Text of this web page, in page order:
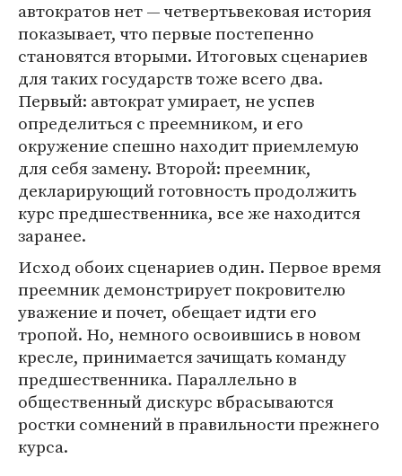
автократов нет — четвертьвековая история
показывает, что первые постепенно
становятся вторыми. Итоговых сценариев
для таких государств тоже всего два.
Первый: автократ умирает, не успев
определиться с преемником, и его
окружение спешно находит приемлемую
для себя замену. Второй: преемник,
декларирующий готовность продолжить
курс предшественника, все же находится
заранее.
Исход обоих сценариев один. Первое время
преемник демонстрирует покровителю
уважение и почет, обещает идти его
тропой. Но, немного освоившись в новом
кресле, принимается зачищать команду
предшественника. Параллельно в
общественный дискурс вбрасываются
ростки сомнений в правильности прежнего
курса.